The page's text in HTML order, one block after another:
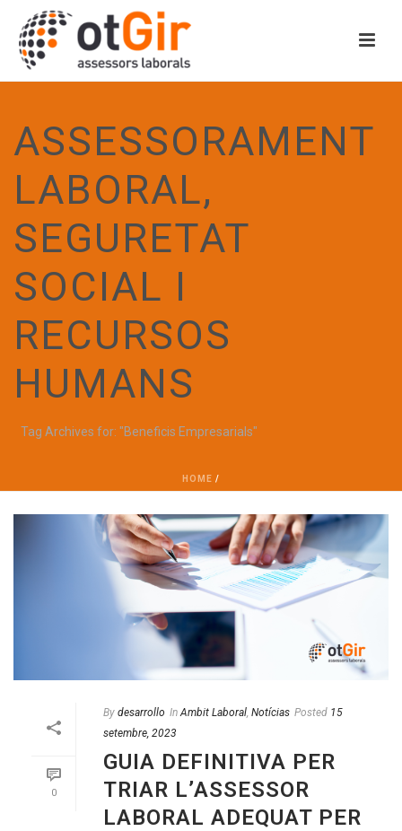
ASSESSORAMENT
LABORAL,
SEGURETAT
SOCIAL I
RECURSOS
HUMANS
Tag Archives for: "Beneficis Empresarials"
HOME /
0
By desarrollo In Ambit Laboral Notícias Posted 15
setembre, 2023
GUIA DEFINITIVA PER
TRIAR L’ASSESSOR
LABORAL ADEQUAT PER